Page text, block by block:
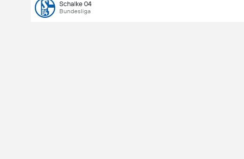
Schalke 04
Bundesliga